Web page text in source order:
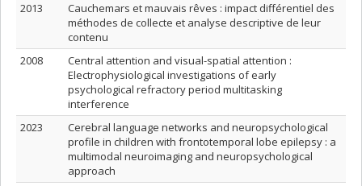
2013
Cauchemars et mauvais rêves : impact différentiel des
méthodes de collecte et analyse descriptive de leur
contenu
2008
Central attention and visual-spatial attention :
Electrophysiological investigations of early
psychological refractory period multitasking
interference
2023
Cerebral language networks and neuropsychological
profile in children with frontotemporal lobe epilepsy : a
multimodal neuroimaging and neuropsychological
approach